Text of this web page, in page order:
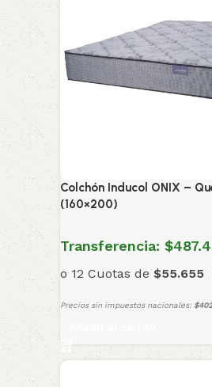
Colchón Inducol ONIX –
(160×200)
Transferencia:
o 12 Cuotas de $55.655
Precios sin impuestos nacionales: